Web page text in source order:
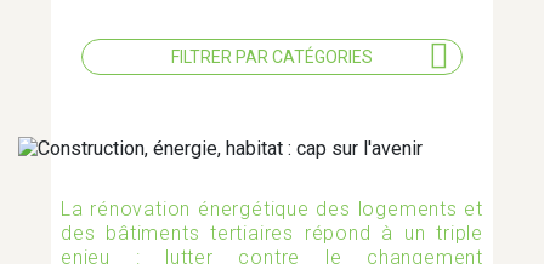
FILTRER PAR CATÉGORIES
AGRICULTURE
La rénovation énergétique des logements et
des bâtiments tertiaires répond à un triple
enjeu : lutter contre le changement